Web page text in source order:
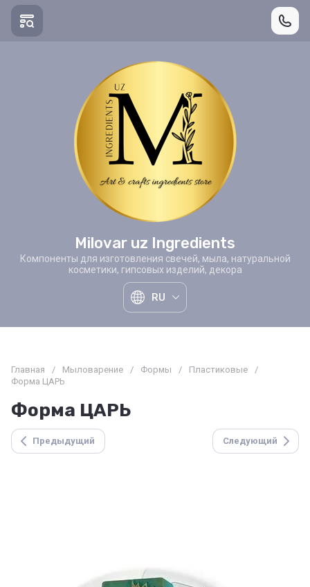
Milovar uz Ingredients
Компоненты для изготовления свечей, мыла, натуральной
косметики, гипсовых изделий, декора
RU
Главная / Мыловарение / Формы / Пластиковые
/
Форма ЦАРЬ
Форма ЦАРЬ
Предыдущий Следующий